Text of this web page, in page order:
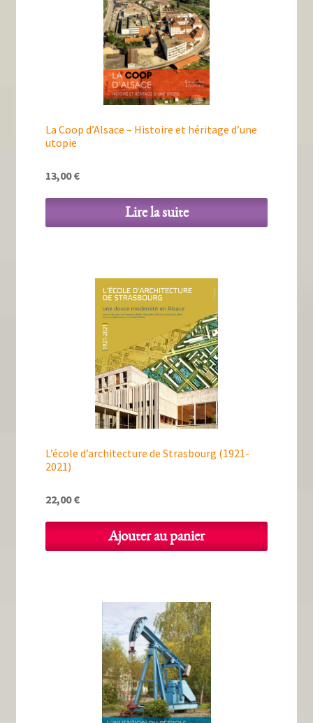
Les éditions Lieux Dits
La Coop d’Alsace – Histoire et héritage d’une
utopie
13,00€
Lire la suite
L’école d’architecture de Strasbourg (1921-
2021)
22,00€
Ajouter au panier